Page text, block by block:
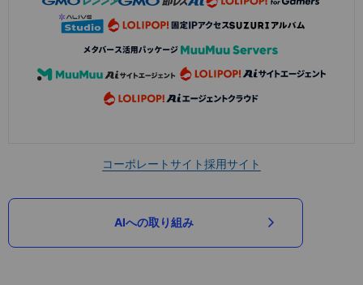
コーポレートサイト採用サイト
AIへの取り組み